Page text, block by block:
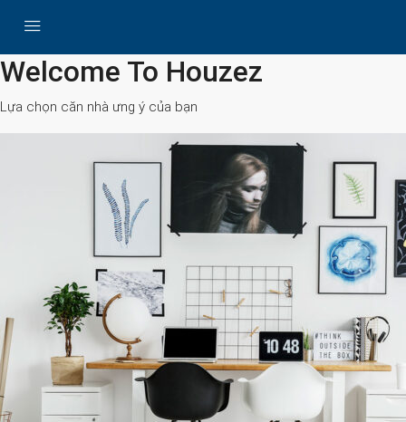
Search
Welcome To Houzez
Lựa chọn căn nhà ưng ý của bạn